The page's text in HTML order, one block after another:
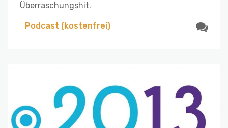
Überraschungshit.
Podcast (kostenfrei)